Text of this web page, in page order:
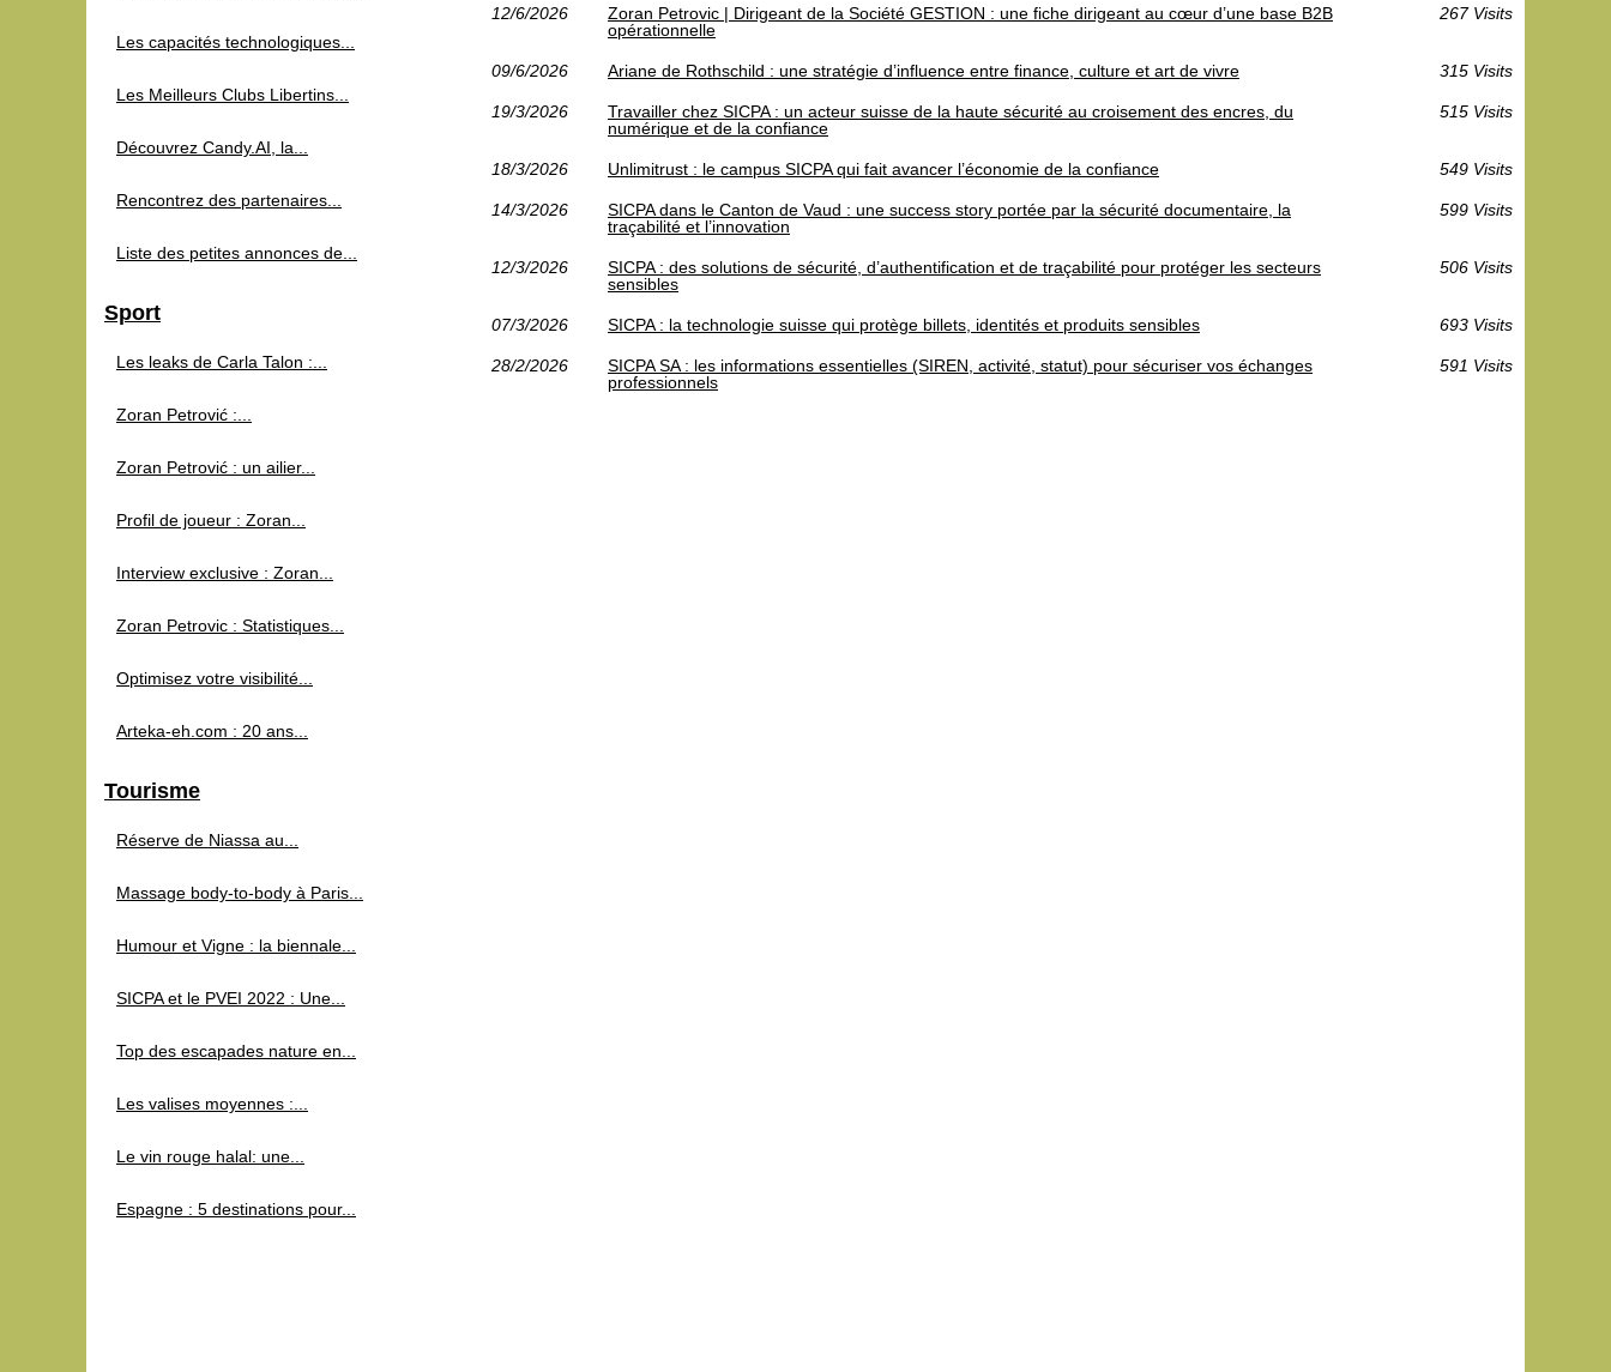
12/6/2026
Zoran Petrovic | Dirigeant de la Société GESTION : une fiche dirigeant au cœur d’une base B2B
opérationnelle
267 Visits
09/6/2026 Ariane de Rothschild : une stratégie d’influence entre finance, culture et art de vivre 315 Visits
19/3/2026
Travailler chez SICPA : un acteur suisse de la haute sécurité au croisement des encres, du
numérique et de la confiance
515 Visits
18/3/2026 Unlimitrust : le campus SICPA qui fait avancer l’économie de la confiance 549 Visits
14/3/2026
SICPA dans le Canton de Vaud : une success story portée par la sécurité documentaire, la
traçabilité et l’innovation
599 Visits
12/3/2026
SICPA : des solutions de sécurité, d’authentification et de traçabilité pour protéger les secteurs
sensibles
506 Visits
07/3/2026 SICPA : la technologie suisse qui protège billets, identités et produits sensibles 693 Visits
28/2/2026
SICPA SA : les informations essentielles (SIREN, activité, statut) pour sécuriser vos échanges
professionnels
591 Visits
Les capacités technologiques...
Les Meilleurs Clubs Libertins...
Découvrez Candy.AI, la...
Rencontrez des partenaires...
Liste des petites annonces de...
Sport
Les leaks de Carla Talon :...
Zoran Petrović :...
Zoran Petrović : un ailier...
Profil de joueur : Zoran...
Interview exclusive : Zoran...
Zoran Petrovic : Statistiques...
Optimisez votre visibilité...
Arteka-eh.com : 20 ans...
Tourisme
Réserve de Niassa au...
Massage body-to-body à Paris...
Humour et Vigne : la biennale...
SICPA et le PVEI 2022 : Une...
Top des escapades nature en...
Les valises moyennes :...
Le vin rouge halal: une...
Espagne : 5 destinations pour...